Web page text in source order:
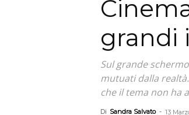
grandi
Sul grande
mutuati dalla
che il tema non ha
Di Sandra Salvato - 13